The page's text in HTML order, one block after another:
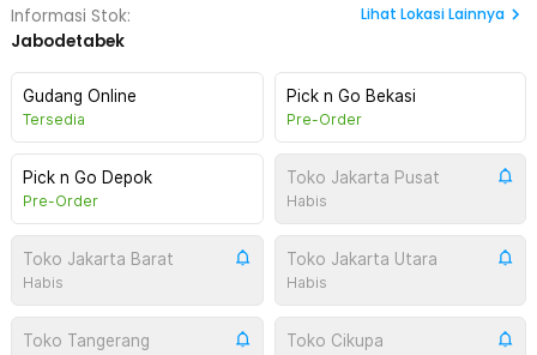
Informasi Stok:
Jabodetabek
Lihat Lokasi Lainnya
Gudang Online
Tersedia
Pick n Go Bekasi
Pre-Order
Pick n Go Depok
Pre-Order
Toko Jakarta Pusat
Habis
Toko Jakarta Barat
Habis
Toko Jakarta Utara
Habis
Toko Tangerang Toko Cikupa